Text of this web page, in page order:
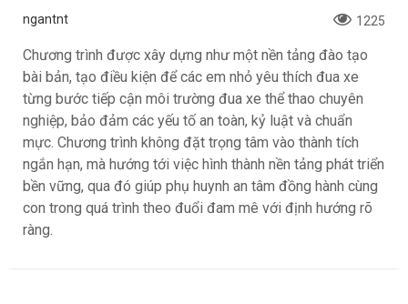
ngantnt 1225
Chương trình được xây dựng như một nền tảng đào tạo
bài bản, tạo điều kiện để các em nhỏ yêu thích đua xe
từng bước tiếp cận môi trường đua xe thể thao chuyên
nghiệp, bảo đảm các yếu tố an toàn, kỷ luật và chuẩn
mực. Chương trình không đặt trọng tâm vào thành tích
ngắn hạn, mà hướng tới việc hình thành nền tảng phát triển
bền vững, qua đó giúp phụ huynh an tâm đồng hành cùng
con trong quá trình theo đuổi đam mê với định hướng rõ
ràng.